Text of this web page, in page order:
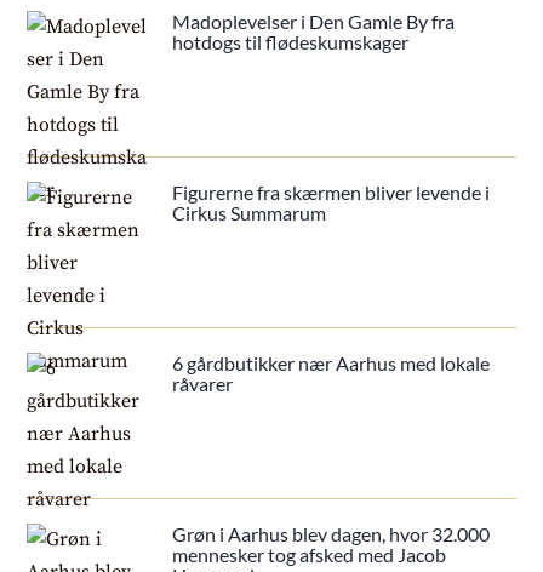
Madoplevelser i Den Gamle By fra
hotdogs til flødeskumskager
Figurerne fra skærmen bliver levende i
Cirkus Summarum
6 gårdbutikker nær Aarhus med lokale
råvarer
Grøn i Aarhus blev dagen, hvor 32.000
mennesker tog afsked med Jacob